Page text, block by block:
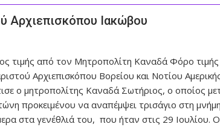
Αρχιεπισκόπου Ιακώβου
τιμής από τον Μητροπολίτη Καναδά Φόρο
Αρχιεπισκόπου Βορείου και Νοτίου
ο μητροπολίτης Καναδά Σωτήριος, ο οποίος
προκειμένου να αναπέμψει τρισάγιο στη
στα γενέθλιά του, που ήταν στις 29 Ιουλίου. Ο